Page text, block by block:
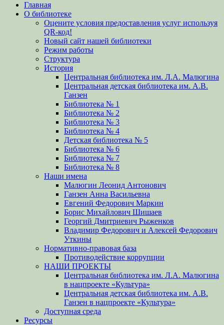
вверх
Главная
О библиотеке
Оцените условия предоставления услуг используя
QR-код!
Новый сайт нашей библиотеки
Режим работы
Структура
История
Центральная библиотека им. Л.А. Малюгина
Центральная детская библиотека им. А.В.
Ганзен
Библиотека № 1
Библиотека № 2
Библиотека № 3
Библиотека № 4
Детская библиотека № 5
Библиотека № 6
Библиотека № 7
Библиотека № 8
Наши имена
Малюгин Леонид Антонович
Ганзен Анна Васильевна
Евгений Федорович Маркин
Борис Михайлович Шишаев
Георгий Дмитриевич Рыженков
Владимир Федорович и Алексей Федорович
Уткины
Нормативно-правовая база
Противодействие коррупции
НАШИ ПРОЕКТЫ
Центральная библиотека им. Л.А. Малюгина
в нацпроекте «Культура»
Центральная детская библиотека им. А.В.
Ганзен в нацпроекте «Культура»
Доступная среда
Ресурсы